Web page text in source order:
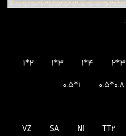
3*2
4*1
3*1
2*1
0.8*0.5
1*0.5
TT2
NI
SA
VZ